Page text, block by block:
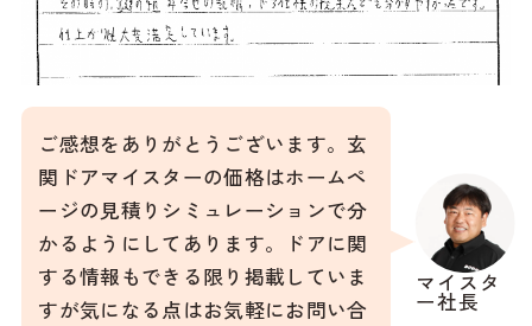
マイスタ
ー社長
ご感想をありがとうございます。玄
関ドアマイスターの価格はホームペ
ージの見積りシミュレーションで分
かるようにしてあります。ドアに関
する情報もできる限り掲載していま
すが気になる点はお気軽にお問い合